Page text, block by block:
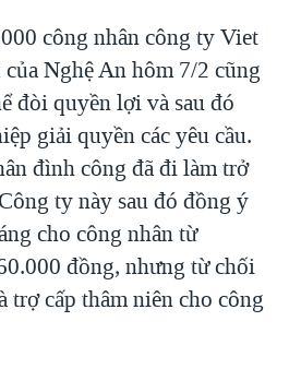
công nhân công ty Viet
Nghệ An hôm 7/2 cũng
đòi quyền lợi và sau đó
giải quyền các yêu cầu.
đình công đã đi làm trở
ty này sau đó đồng ý
cho công nhân từ
đồng, nhưng từ chối
trợ cấp thâm niên cho công